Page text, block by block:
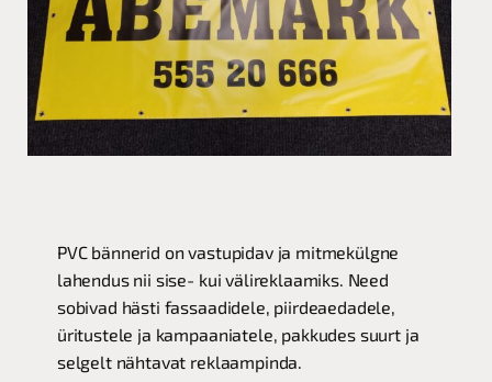
PVC bännerid on vastupidav ja mitmekülgne
lahendus nii sise- kui välireklaamiks. Need
sobivad hästi fassaadidele, piirdeaedadele,
üritustele ja kampaaniatele, pakkudes suurt ja
selgelt nähtavat reklaampinda.